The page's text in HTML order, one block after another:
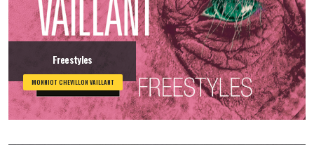
Freestyles
MONNIOT CHEVILLON VAILLANT